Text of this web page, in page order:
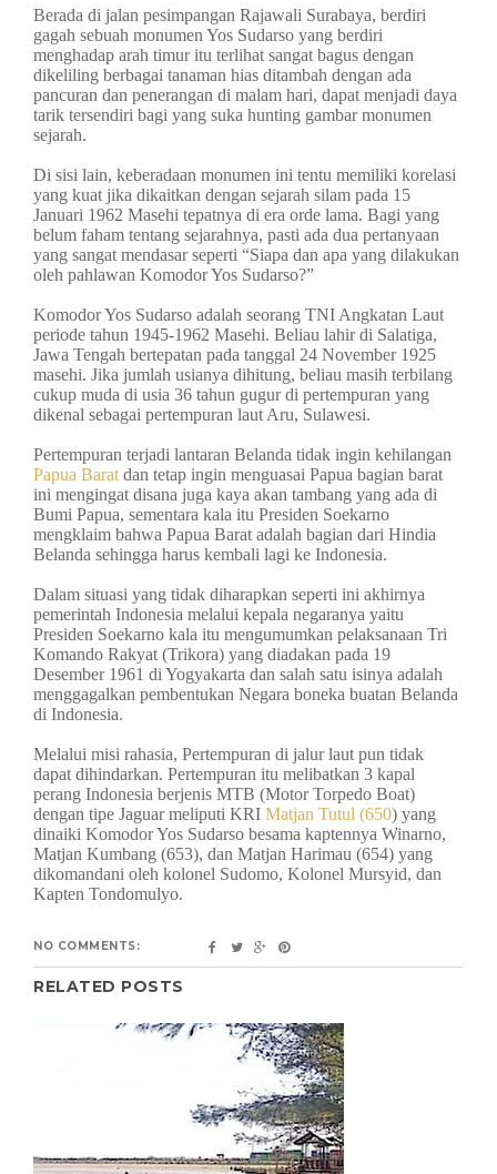
Berada di jalan pesimpangan Rajawali Surabaya, berdiri
gagah sebuah monumen Yos Sudarso yang berdiri
menghadap arah timur itu terlihat sangat bagus dengan
dikeliling berbagai tanaman hias ditambah dengan ada
pancuran dan penerangan di malam hari, dapat menjadi daya
tarik tersendiri bagi yang suka hunting gambar monumen
sejarah.
Di sisi lain, keberadaan monumen ini tentu memiliki korelasi
yang kuat jika dikaitkan dengan sejarah silam pada 15
Januari 1962 Masehi tepatnya di era orde lama. Bagi yang
belum faham tentang sejarahnya, pasti ada dua pertanyaan
yang sangat mendasar seperti “Siapa dan apa yang dilakukan
oleh pahlawan Komodor Yos Sudarso?”
Komodor Yos Sudarso adalah seorang TNI Angkatan Laut
periode tahun 1945-1962 Masehi. Beliau lahir di Salatiga,
Jawa Tengah bertepatan pada tanggal 24 November 1925
masehi. Jika jumlah usianya dihitung, beliau masih terbilang
cukup muda di usia 36 tahun gugur di pertempuran yang
dikenal sebagai pertempuran laut Aru, Sulawesi.
Pertempuran terjadi lantaran Belanda tidak ingin kehilangan
Papua Barat dan tetap ingin menguasai Papua bagian barat
ini mengingat disana juga kaya akan tambang yang ada di
Bumi Papua, sementara kala itu Presiden Soekarno
mengklaim bahwa Papua Barat adalah bagian dari Hindia
Belanda sehingga harus kembali lagi ke Indonesia.
Dalam situasi yang tidak diharapkan seperti ini akhirnya
pemerintah Indonesia melalui kepala negaranya yaitu
Presiden Soekarno kala itu mengumumkan pelaksanaan Tri
Komando Rakyat (Trikora) yang diadakan pada 19
Desember 1961 di Yogyakarta dan salah satu isinya adalah
menggagalkan pembentukan Negara boneka buatan Belanda
di Indonesia.
Melalui misi rahasia, Pertempuran di jalur laut pun tidak
dapat dihindarkan. Pertempuran itu melibatkan 3 kapal
perang Indonesia berjenis MTB (Motor Torpedo Boat)
dengan tipe Jaguar meliputi KRI Matjan Tutul (650) yang
dinaiki Komodor Yos Sudarso besama kaptennya Winarno,
Matjan Kumbang (653), dan Matjan Harimau (654) yang
dikomandani oleh kolonel Sudomo, Kolonel Mursyid, dan
Kapten Tondomulyo.
NO COMMENTS:
RELATED POSTS